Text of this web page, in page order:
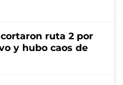
ruta 2 por
y hubo caos de